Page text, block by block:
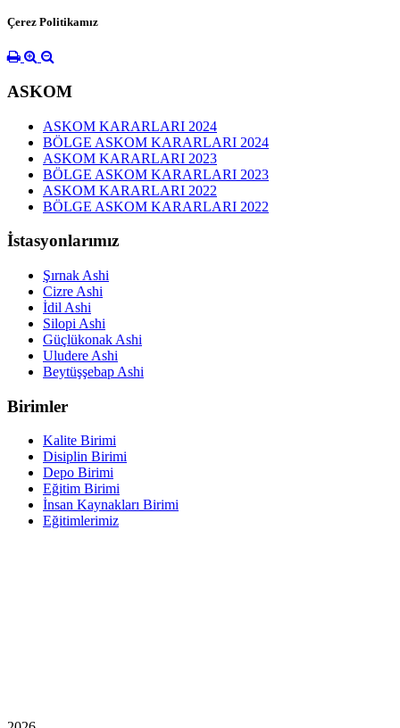
Çerez Politikamız
ASKOM
ASKOM KARARLARI 2024
BÖLGE ASKOM KARARLARI 2024
ASKOM KARARLARI 2023
BÖLGE ASKOM KARARLARI 2023
ASKOM KARARLARI 2022
BÖLGE ASKOM KARARLARI 2022
İstasyonlarımız
Şırnak Ashi
Cizre Ashi
İdil Ashi
Silopi Ashi
Güçlükonak Ashi
Uludere Ashi
Beytüşşebap Ashi
Birimler
Kalite Birimi
Disiplin Birimi
Depo Birimi
Eğitim Birimi
İnsan Kaynakları Birimi
Eğitimlerimiz